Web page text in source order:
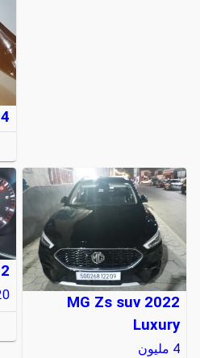
MG Zs suv 2022
Luxury
4 مليون